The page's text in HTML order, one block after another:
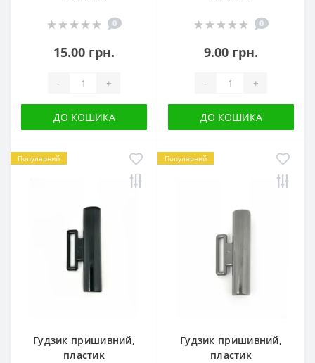
0
15.00 грн.
- +
ДО КОШИКА
0
9.00 грн.
- +
ДО КОШИКА
Популярний
Гудзик пришивний,
пластик
Популярний
Гудзик пришивний,
пластик